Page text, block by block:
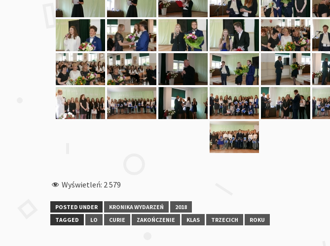
Wyświetleń: 2 579
POSTED UNDER KRONIKA WYDARZEŃ
2018
TAGGED
LO CURIE ZAKOŃCZENIE KLAS TRZECICH ROKU